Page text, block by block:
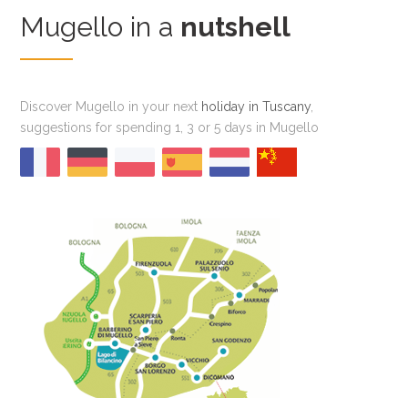
Mugello in a nutshell
Discover Mugello in your next holiday in Tuscany
suggestions for spending 1, 3 or 5 days in Mugello